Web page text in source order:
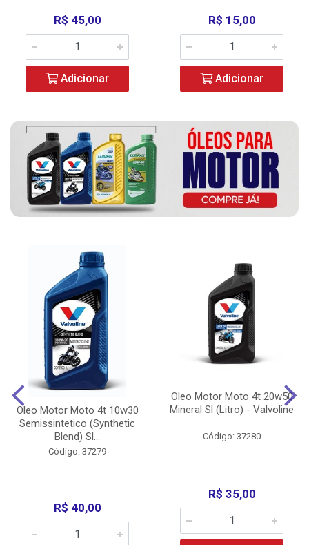
R$ 45,00
Adicionar
R$ 15,00
Adicionar
Oleo Motor Moto 4t 10w30
Semissintetico (Synthetic
Blend) Sl...
Código: 37279
R$ 40,00
Oleo Motor Moto 4t 20w50
Mineral Sl (Litro) - Valvoline
Código: 37280
R$ 35,00